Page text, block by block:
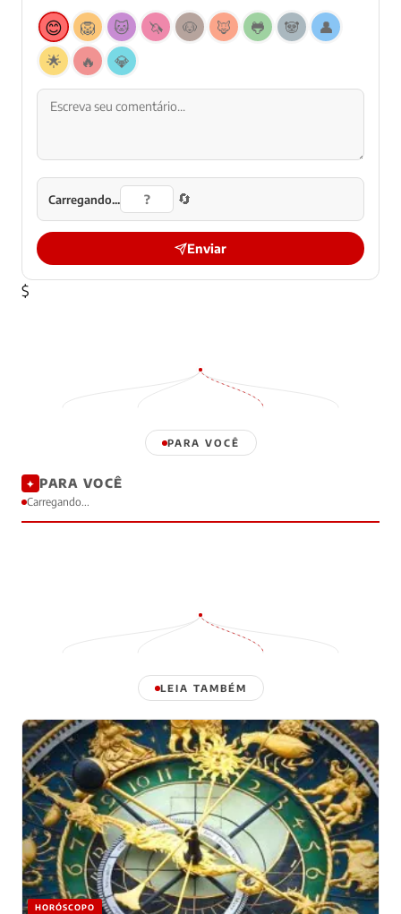
😊 🦁 🐱 🦄 🐶 🦊 🐸 🐼
👤
🌟
🔥 💎
Carregando... 🔄
Enviar
$
PARA VOCÊ
✦ PARA VOCÊ
Carregando...
LEIA TAMBÉM
HORÓSCOPO